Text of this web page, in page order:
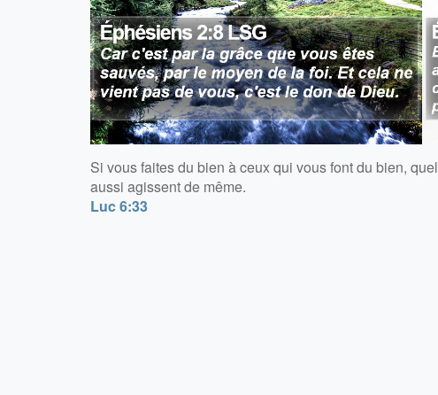
Si vous faites du bien à ceux qui vous font du bien,
aussi agissent de même.
Luc 6:33